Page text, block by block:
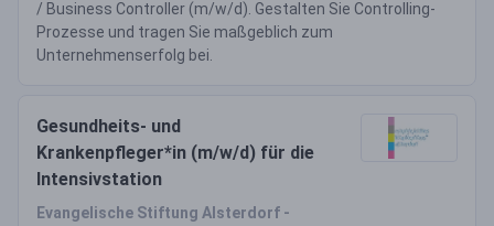
/ Business Controller (m/w/d). Gestalten Sie Controlling-
Prozesse und tragen Sie maßgeblich zum
Unternehmenserfolg bei.
Gesundheits- und
Krankenpfleger*in (m/w/d) für die
Intensivstation
Evangelische Stiftung Alsterdorf -